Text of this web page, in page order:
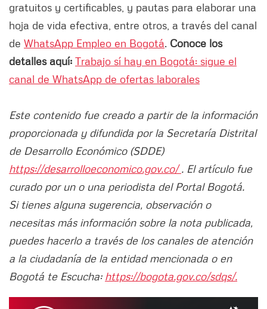
gratuitos y certificables, y pautas para elaborar una
hoja de vida efectiva, entre otros, a través del canal
de WhatsApp Empleo en Bogotá. Conoce los
detalles aquí: Trabajo sí hay en Bogotá: sigue el
canal de WhatsApp de ofertas laborales
Este contenido fue creado a partir de la información
proporcionada y difundida por la Secretaría Distrital
de Desarrollo Económico (SDDE)
https://desarrolloeconomico.gov.co/. El artículo fue
curado por un o una periodista del Portal Bogotá.
Si tienes alguna sugerencia, observación o
necesitas más información sobre la nota publicada,
puedes hacerlo a través de los canales de atención
a la ciudadanía de la entidad mencionada o en
Bogotá te Escucha: https://bogota.gov.co/sdqs/.